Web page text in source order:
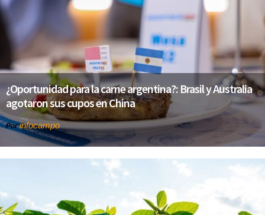
¿Oportunidad para la carne argentina?: Brasil y Australia
agotaron sus cupos en China
Porinfocampo